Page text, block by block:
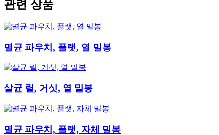
관련 상품
멸균 파우치, 플랫, 열 밀봉
살균 릴, 거싯, 열 밀봉
멸균 파우치, 플랫, 자체 밀봉